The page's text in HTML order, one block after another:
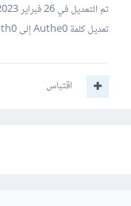
تم التعديل في26 فبراير 2023
تعديل كلمة Authe0 إلى Auth0
اقتباس